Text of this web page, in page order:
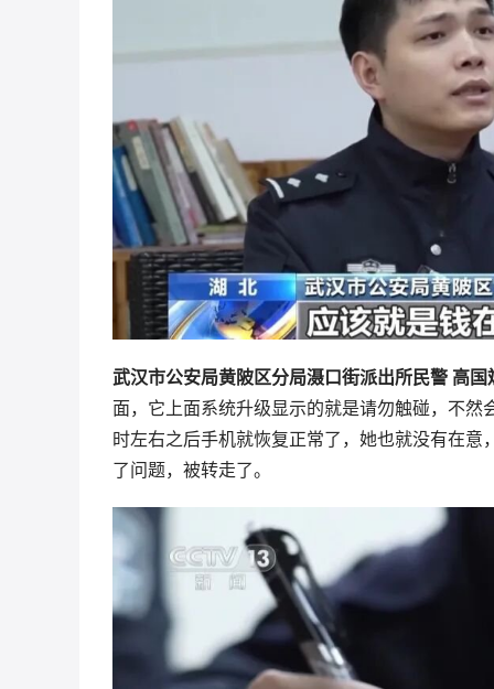
武汉市公安局黄陂区分局滠口街派出所民警 高国
面，它上面系统升级显示的就是请勿触碰，不
时左右之后手机就恢复正常了，她也就没有在
了问题，被转走了。